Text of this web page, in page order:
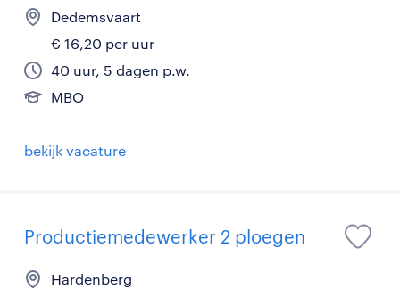
Dedemsvaart
€ 16,20 per uur
40 uur, 5 dagen p.w.
MBO
bekijk vacature
Productiemedewerker 2 ploegen
Hardenberg